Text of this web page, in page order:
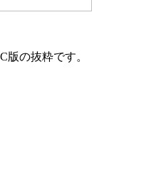
版の抜粋です。